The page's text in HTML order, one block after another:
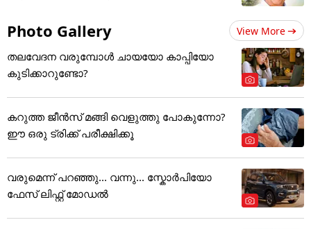
Photo Gallery View More
തലവേദന വരുമ്പോൾ ചായയോ കാപ്പിയോ
കുടിക്കാറുണ്ടോ?
കറുത്ത ജീൻസ് മങ്ങി വെളുത്തു പോകുന്നോ?
ഈ ഒരു ട്രിക്ക് പരീക്ഷിക്കൂ
വരുമെന്ന് പറഞ്ഞു... വന്നു... സ്കോർപിയോ
ഫേസ് ലിഫ്റ്റ് മോഡൽ